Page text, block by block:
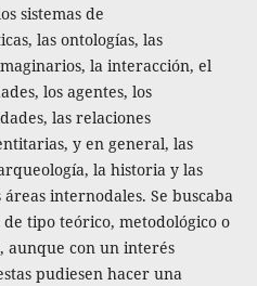
sistemas de
las ontologías, las
la interacción, el
los agentes, los
las relaciones
y en general, las
la historia y las
internodales. Se buscaba
tipo teórico, metodológico o
aunque con un interés
pudiesen hacer una